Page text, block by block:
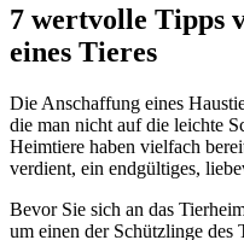
7 wertvolle Tipps
eines Tieres
Die Anschaffung eines
die man nicht auf die leichte
Heimtiere haben vielfach
verdient, ein endgültiges,
Bevor Sie sich an das
um einen der Schützlinge des